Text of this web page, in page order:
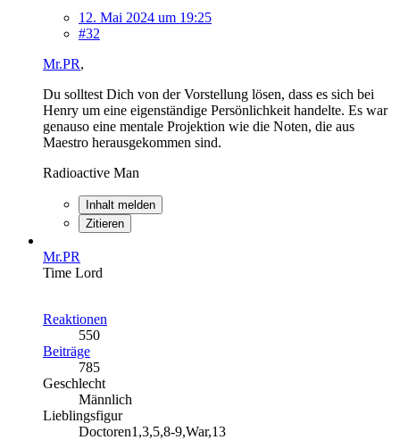
12. Mai 2024 um 19:25
#32
Mr.PR,
Du solltest Dich von der Vorstellung lösen, dass es sich bei
Henry um eine eigenständige Persönlichkeit handelte. Es war
genauso eine mentale Projektion wie die Noten, die aus
Maestro herausgekommen sind.
Radioactive Man
Inhalt melden
Zitieren
Mr.PR
Time Lord
Reaktionen
550
Beiträge
785
Geschlecht
Männlich
Lieblingsfigur
Doctoren1,3,5,8-9,War,13